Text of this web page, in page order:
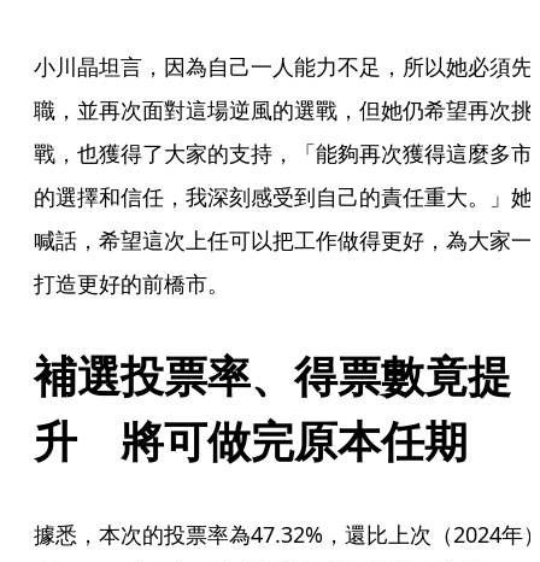
小川晶坦言，因為自己一人能力不足，所以她必須先
職，並再次面對這場逆風的選戰，但她仍希望再次挑
戰，也獲得了大家的支持，「能夠再次獲得這麼多市
的選擇和信任，我深刻感受到自己的責任重大。」她
喊話，希望這次上任可以把工作做得更好，為大家一
打造更好的前橋市。
補選投票率、得票數竟提
升　將可做完原本任期
據悉，本次的投票率為47.32%，還比上次（2024年